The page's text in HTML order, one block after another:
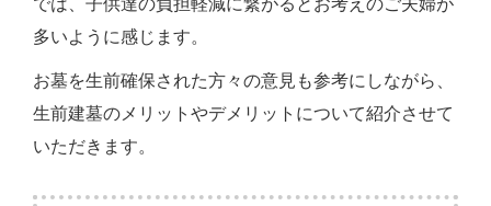
多いように感じます。
お墓を生前確保された方々の意見も参考にしながら、
生前建墓のメリットやデメリットについて紹介させて
いただきます。